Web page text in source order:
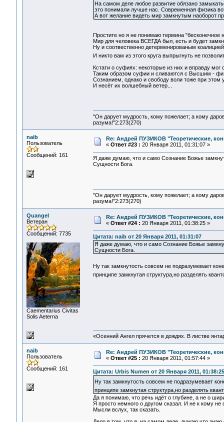
На самом деле любое развитие обязано
это понимали лучше нас. Современная физика
А вот желание видеть мир замкнутым наоборот
Простите но я не понимаю термина "бесконечное
Мир для человека ВСЕГДА был, есть и будет
Ну и соотвественно детерменированым
И никто вам из этого круга выпрыгнуть не
Кстати о суфиях: некоторые из них и вправду
Таким образом суфии и сливаются с Высшим -
Сознанием, однако и свободу воли тоже при этом
И несёт их волшебный ветер...
"Он дарует мудрость, кому пожелает; а кому
разума!"2:273(270)
naib
Пользователь
Сообщений: 161
Re: Андрей ПУЗИКОВ "Теоретические,
« Ответ #23 : 20 Января 2011, 01:31:07 »
Я даже думаю, что и само Сознание Божье
Сущности Бога.
"Он дарует мудрость, кому пожелает; а кому
разума!"2:273(270)
Quangel
Ветеран
Сообщений: 7735
Сaementarius Civitas
Solis Aeterna
Re: Андрей ПУЗИКОВ "Теоретические,
« Ответ #24 : 20 Января 2011, 01:38:25 »
Цитата: naib от 20 Января 2011, 01:31:07
Я даже думаю, что и само Сознание Божье
Сущности Бога.
Ну так замкнутость совсем не подразумевает
принципе замкнутая структура,но разделять
«Осенний Ангел прячется в дождях. В листве
naib
Пользователь
Сообщений: 161
Re: Андрей ПУЗИКОВ "Теоретические,
« Ответ #25 : 20 Января 2011, 01:57:44 »
Цитата: Urbis Numen от 20 Января 2011, 01:38:25
Ну так замкнутость совсем не подразумевает
принципе замкнутая структура,но разделять
Да я понимаю, что речь идёт о глубине, а не о
Я просто немного о другом сказал. И не к кому не
Мысли вслух, так сказать.